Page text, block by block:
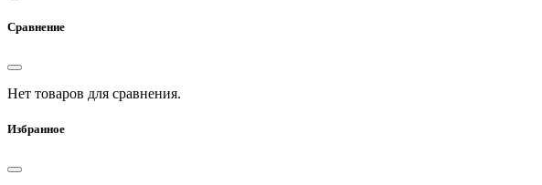
Сравнение
Нет товаров для сравнения.
Избранное